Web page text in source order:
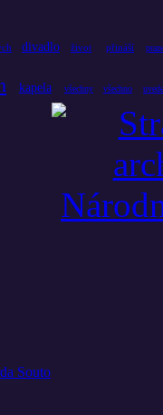
divadlo život přináší praze
kapela všechny všechno uvede
Souto